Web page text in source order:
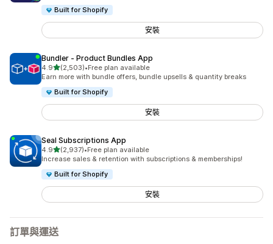
Built for Shopify
安裝
Bundler ‑ Product Bundles App
4.9滿分 5 顆星
(2,503)
共有 2503 則評價
•Free plan available
Earn more with bundle offers, bundle upsells & quantity breaks
Built for Shopify
安裝
Seal Subscriptions App
4.9滿分 5 顆星
(2,937)
共有 2937 則評價
•Free plan available
Increase sales & retention with subscriptions & memberships!
Built for Shopify
安裝
訂單與運送